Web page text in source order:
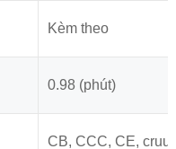
Kèm theo
0.98 (phút)
CB, CCC, CE,